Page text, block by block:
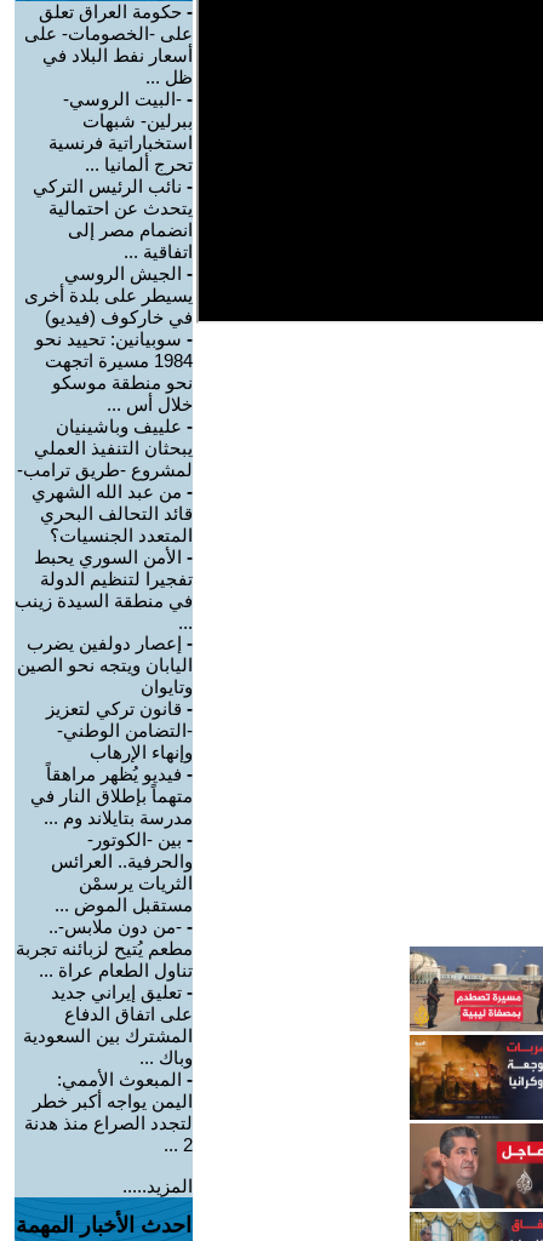
- حكومة العراق تعلق
على -الخصومات- على
أسعار نفط البلاد في
ظل ...
- -البيت الروسي-
ببرلين- شبهات
استخباراتية فرنسية
تحرج ألمانيا ...
- نائب الرئيس التركي
يتحدث عن احتمالية
انضمام مصر إلى
اتفاقية ...
- الجيش الروسي
يسيطر على بلدة أخرى
في خاركوف (فيديو)
- سوبيانين: تحييد نحو
1984 مسيرة اتجهت
نحو منطقة موسكو
خلال أس ...
- علييف وباشينيان
يبحثان التنفيذ العملي
لمشروع -طريق ترامب-
- من عبد الله الشهري
قائد التحالف البحري
المتعدد الجنسيات؟
- الأمن السوري يحبط
تفجيرا لتنظيم الدولة
في منطقة السيدة زينب
...
- إعصار دولفين يضرب
اليابان ويتجه نحو الصين
وتايوان
- قانون تركي لتعزيز
-التضامن الوطني-
وإنهاء الإرهاب
- فيديو يُظهر مراهقاً
متهماً بإطلاق النار في
مدرسة بتايلاند وم ...
- بين -الكوتور-
والحرفية.. العرائس
الثريات يرسمْن
مستقبل الموض ...
- -من دون ملابس-..
مطعم يُتيح لزبائنه تجربة
تناول الطعام عراة ...
- تعليق إيراني جديد
على اتفاق الدفاع
المشترك بين السعودية
وباك ...
- المبعوث الأممي:
اليمن يواجه أكبر خطر
لتجدد الصراع منذ هدنة
2 ...
المزيد.....
احدث الأخبار المهمة